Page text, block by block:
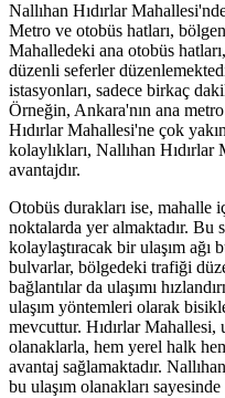
Nallıhan Hıdırlar
Metro ve otobüs hatları,
Mahalledeki ana otobüs
düzenli seferler
istasyonları, sadece birkaç
Örneğin, Ankara'nın ana
Hıdırlar Mahallesi'ne çok
kolaylıkları, Nallıhan
avantajdır.
Otobüs durakları ise, mahalle
noktalarda yer almaktadır. Bu
kolaylaştıracak bir ulaşım ağı
bulvarlar, bölgedeki trafiği
bağlantılar da ulaşımı
ulaşım yöntemleri olarak
mevcuttur. Hıdırlar Mahallesi,
olanaklarla, hem yerel halk
avantaj sağlamaktadır.
bu ulaşım olanakları